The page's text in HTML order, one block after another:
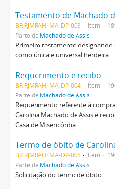
Testamento de Machado
BR RJMRAHI MA-DP-003 Item
Parte de Machado de Assis
Primeiro testamento designando
como única e universal herdeira.
Requerimento e recibo
BR RJMRAHI MA-DP-004 Item
Parte de Machado de Assis
Requerimento referente à
Carolina Machado de Assis e
Casa de Misericórdia.
Termo de óbito de
BR RJMRAHI MA-DP-005 Item
Parte de Machado de Assis
Solicitação do termo de óbito.